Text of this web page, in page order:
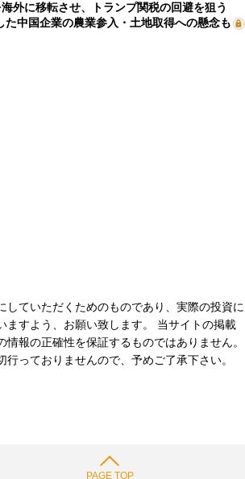
外に移転させ、トランプ関税の回避を狙う
た中国企業の農業参入・土地取得への懸念も
ていただくためのものであり、実際の投資に
すよう、お願い致します。 当サイトの掲載
報の正確性を保証するものではありません。
っておりませんので、予めご了承下さい。
PAGE TOP